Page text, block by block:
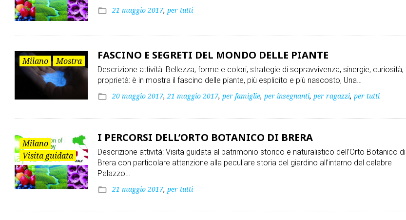
folder_open 21 maggio 2017, per tutti
Milano Mostra FASCINO E SEGRETI DEL MONDO DELLE PIANTE
Descrizione attività: Bellezza, forme e colori, strategie di sopravvivenza, sinergie, curiosità,
proprietà: è in mostra il fascino delle piante, più esplicito e più nascosto, Una…
folder_open 20 maggio 2017, 21 maggio 2017, per famiglie, per insegnanti, per ragazzi, per tutti
Milano
Visita guidata
I PERCORSI DELL’ORTO BOTANICO DI BRERA
Descrizione attività: Visita guidata al patrimonio storico e naturalistico dell’Orto Botanico di
Brera con particolare attenzione alla peculiare storia del giardino all’interno del celebre
Palazzo…
folder_open 21 maggio 2017, per tutti